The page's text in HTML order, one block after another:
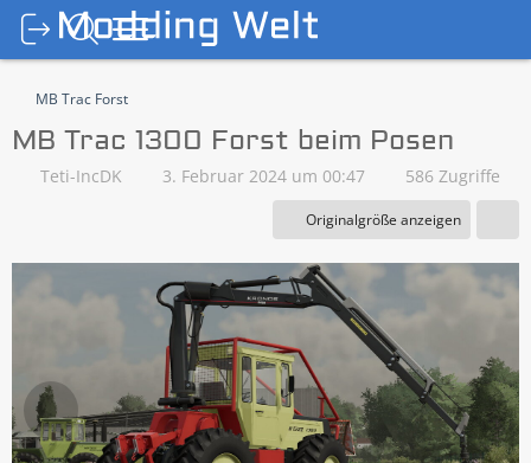
MB Trac Forst
MB Trac 1300 Forst beim Posen
Teti-IncDK 3. Februar 2024 um 00:47 586 Zugriffe
Originalgröße anzeigen